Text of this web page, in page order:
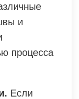
и
процесса
Если